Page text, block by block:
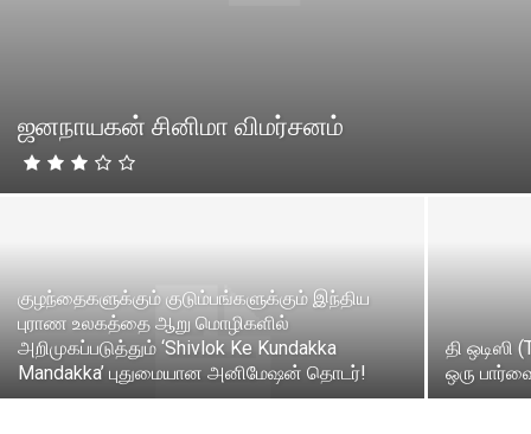
ஜனநாயகன் சினிமா விமர்சனம்
குழந்தைகளுக்கும் குடும்பங்களுக்கும் இந்திய
புராண உலகத்தை ஆறு மொழிகளில்
அறிமுகப்படுத்தும் ‘Shivlok Ke Kundakka
Mandakka’ புதுமையான அனிமேஷன் தொடர்!
தி ஒடிஸி
ஒரு